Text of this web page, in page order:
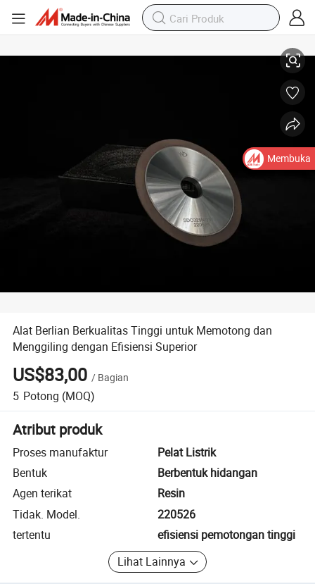
Alat Berlian Berkualitas Tinggi untuk Memotong dan
Menggiling dengan Efisiensi Superior
US$83,00 / Bagian
5 Potong (MOQ)
Atribut produk
Proses manufaktur
Pelat Listrik
Bentuk
Berbentuk hidangan
Agen terikat
Resin
Tidak. Model.
220526
tertentu
efisiensi pemotongan tinggi
Lihat Lainnya
Membuka